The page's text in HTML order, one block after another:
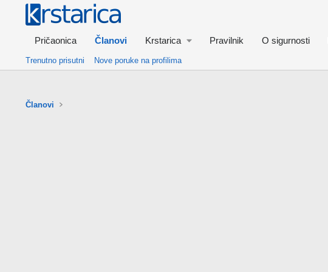
Pričaonica Članovi Krstarica Pravilnik O sigurnosti
Trenutno prisutni Nove poruke na profilima
Članovi